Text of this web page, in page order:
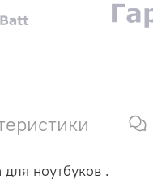
ноутбуков .